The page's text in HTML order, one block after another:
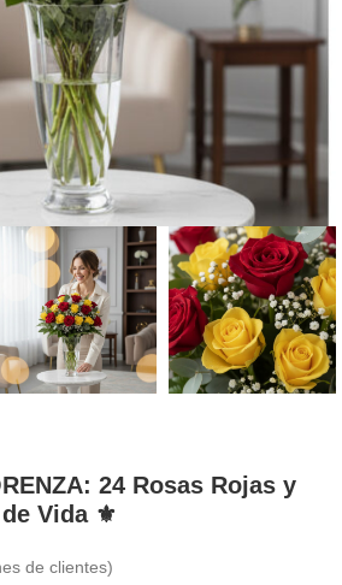
24 Rosas Rojas y
Vida ⚜️
de clientes)